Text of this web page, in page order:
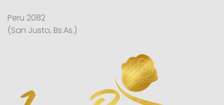
Peru 2082
(San Justo, Bs.As.)